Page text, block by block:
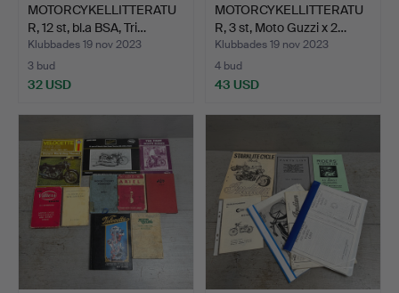
MOTORCYKELLITTERATU
R, 12 st, bl.a BSA, Tri…
Klubbades 19 nov 2023
3 bud
32 USD
MOTORCYKELLITTERATU
R, 3 st, Moto Guzzi x 2…
Klubbades 19 nov 2023
4 bud
43 USD